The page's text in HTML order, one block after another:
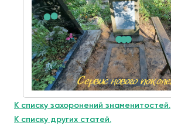
К списку захоронений знаменитостей.
К списку других статей.